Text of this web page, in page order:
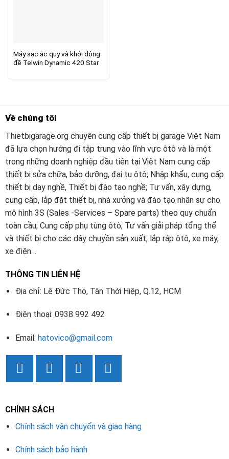
Máy sạc ắc quy và khởi động
đề Telwin Dynamic 420 Star
Về chúng tôi
Thietbigarage.org chuyên cung cấp thiết bị garage Việt Nam
đã lựa chọn hướng đi tập trung vào lĩnh vực ôtô và là một
trong những doanh nghiệp đầu tiên tại Việt Nam cung cấp
thiết bị sửa chữa, bảo dưỡng, đại tu ôtô; Nhập khẩu, cung cấp
thiết bị dạy nghề, Thiết bị đào tạo nghề; Tư vấn, xây dựng,
cung cấp, lắp đặt thiết bị, nhà xưởng và đào tạo nhân sự cho
mô hình 3S (Sales -Services – Spare parts) theo quy chuẩn
toàn cầu; Cung cấp phụ tùng ôtô; Tư vấn giải pháp tổng thể
và thiết bị cho các dây chuyền sản xuất, lắp ráp ôtô, xe máy,
xe điện…
THÔNG TIN LIÊN HỆ
Địa chỉ: Lê Đức Thọ, Tân Thới Hiệp, Q.12, HCM
Điện thoại: 0938 992 492
Email: hatovico@gmail.com
CHÍNH SÁCH
Chính sách vận chuyển và giao hàng
Chính sách bảo hành